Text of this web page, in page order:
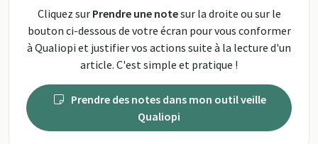
Cliquez sur Prendre une notesur la droite ou sur le
bouton ci-dessous de votre écran pour vous conformer
à Qualiopi et justifier vos actions suite à la lecture d'un
article. C'est simple et pratique !
Qualiopi